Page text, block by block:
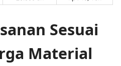
Sesuai
Material